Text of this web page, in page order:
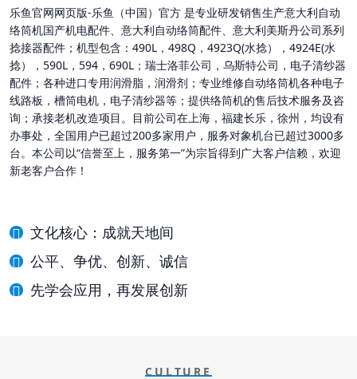
乐鱼官网网页版-乐鱼（中国）官方 是专业研发销售生产意大利自动
络筒机国产机电配件、意大利自动络筒配件、意大利美斯丹公司系列
捻接器配件；机型包含：490L，498Q，4923Q(水捻），4924E(水
捻），590L，594，690L；瑞士洛菲公司，乌斯特公司，电子清纱器
配件；各种进口专用润滑脂，润滑剂；专业维修自动络筒机各种电子
线路板，槽筒电机，电子清纱器等；提供络筒机的售后技术服务及咨
询；承接老机改造项目。目前公司在上海，福建长乐，徐州，均设有
办事处，全国用户已超过200多家用户，服务对象机台已超过3000多
台。本公司以“信誉至上，服务第一”为宗旨得到广大客户信赖，欢迎
新老客户合作！
文化核心：成就天地间
公平、争优、创新、诚信
先学会应用，再发展创新
CULTURE